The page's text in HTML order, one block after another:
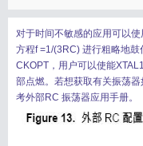
对于时间不敏感的应用可以
方程f =1/(3RC) 进行粗略地
CKOPT，用户可以使能
部点燃。若想获取有关振荡
考外部RC 振荡器应用手册。